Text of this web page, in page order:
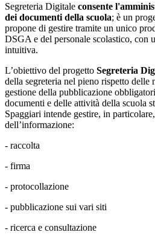
Segreteria Digitale consente
dei documenti della scuola; è un
propone di gestire tramite un unico
DSGA e del personale scolastico, con
intuitiva.
L’obiettivo del progetto Segreteria
della segreteria nel pieno rispetto delle
gestione della pubblicazione
documenti e delle attività della scuola
Spaggiari intende gestire, in
dell’informazione:
- raccolta
- firma
- protocollazione
- pubblicazione sui vari siti
- ricerca e consultazione